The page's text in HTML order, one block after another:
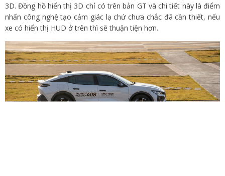
3D. Đồng hồ hiển thị 3D chỉ có trên bản GT và chi tiết này là điểm
nhấn công nghệ tạo cảm giác lạ chứ chưa chắc đã cần thiết, nếu
xe có hiển thị HUD ở trên thì sẽ thuận tiện hơn.